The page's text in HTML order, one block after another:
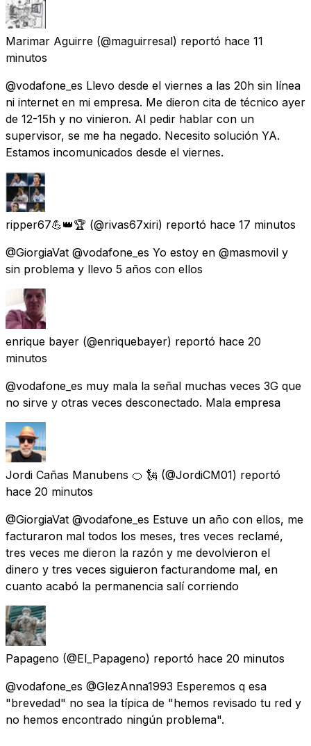
Marimar Aguirre (@maguirresal) reportó hace 11
minutos
@vodafone_es Llevo desde el viernes a las 20h sin línea
ni internet en mi empresa. Me dieron cita de técnico ayer
de 12-15h y no vinieron. Al pedir hablar con un
supervisor, se me ha negado. Necesito solución YA.
Estamos incomunicados desde el viernes.
ripper67💪👑🏆 (@rivas67xiri) reportó hace 17 minutos
@GiorgiaVat @vodafone_es Yo estoy en @masmovil y
sin problema y llevo 5 años con ellos
enrique bayer (@enriquebayer) reportó hace 20
minutos
@vodafone_es muy mala la señal muchas veces 3G que
no sirve y otras veces desconectado. Mala empresa
Jordi Cañas Manubens 🍊 🗽 (@JordiCM01) reportó
hace 20 minutos
@GiorgiaVat @vodafone_es Estuve un año con ellos, me
facturaron mal todos los meses, tres veces reclamé,
tres veces me dieron la razón y me devolvieron el
dinero y tres veces siguieron facturandome mal, en
cuanto acabó la permanencia salí corriendo
Papageno (@El_Papageno) reportó hace 20 minutos
@vodafone_es @GlezAnna1993 Esperemos q esa
"brevedad" no sea la típica de "hemos revisado tu red y
no hemos encontrado ningún problema".